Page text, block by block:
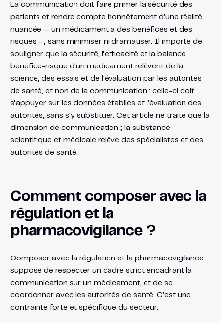
La communication doit faire primer la sécurité des
patients et rendre compte honnêtement d’une réalité
nuancée — un médicament a des bénéfices et des
risques —, sans minimiser ni dramatiser. Il importe de
souligner que la sécurité, l’efficacité et la balance
bénéfice-risque d’un médicament relèvent de la
science, des essais et de l’évaluation par les autorités
de santé, et non de la communication : celle-ci doit
s’appuyer sur les données établies et l’évaluation des
autorités, sans s’y substituer. Cet article ne traite que la
dimension de communication ; la substance
scientifique et médicale relève des spécialistes et des
autorités de santé.
Comment composer avec la
régulation et la
pharmacovigilance ?
Composer avec la régulation et la pharmacovigilance
suppose de respecter un cadre strict encadrant la
communication sur un médicament, et de se
coordonner avec les autorités de santé. C’est une
contrainte forte et spécifique du secteur.